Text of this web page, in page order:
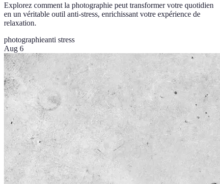
Explorez comment la photographie peut transformer votre quotidien
en un véritable outil anti-stress, enrichissant votre expérience de
relaxation.
photographieanti stress
Aug 6